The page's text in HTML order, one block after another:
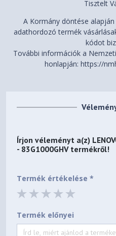
MODEL INFORMATION
Model
Announce Date
Note
Tisztelt
A Kormány döntése
adathordozó termék
kódot
További információk a
honlapján: https://
Írjon véleményt a(z)
- 83G1000GHVtermékről!
Termék értékelése *
Termék előnyei